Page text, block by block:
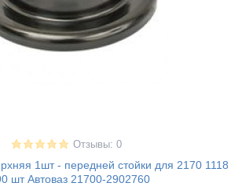
Отзывы: 0
1шт - передней стойки для 2170 1118
шт Автоваз 21700-2902760